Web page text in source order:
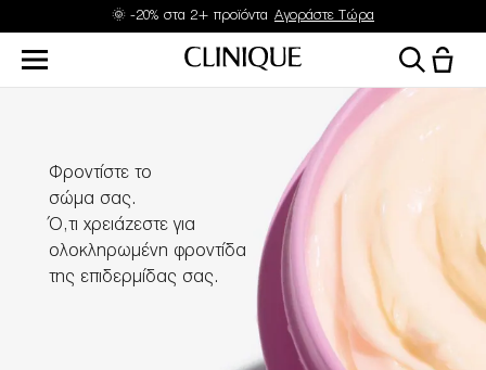
🌞 -20% στα 2+ προϊόντα Αγοράστε Τώρα
Φροντίστε το
σώμα σας.
Ό,τι χρειάζεστε για
ολοκληρωμένη φροντίδα
της επιδερμίδας σας.